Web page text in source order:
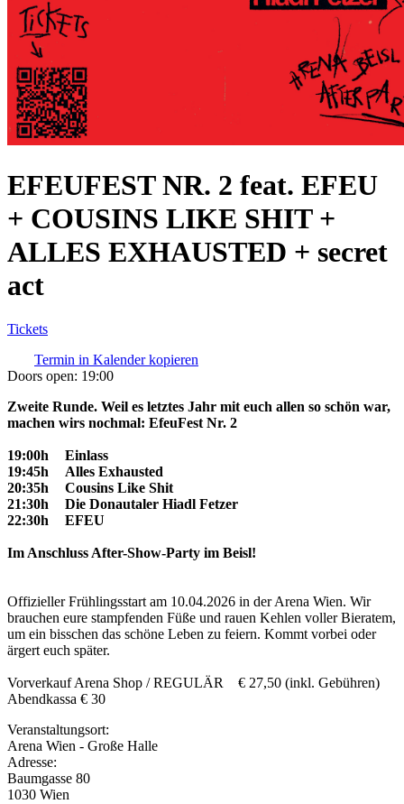
EFEUFEST NR. 2 feat. EFEU
+ COUSINS LIKE SHIT +
ALLES EXHAUSTED + secret
act
Tickets
Termin in Kalender kopieren
Doors open: 19:00
Zweite Runde. Weil es letztes Jahr mit euch allen so schön war,
machen wirs nochmal: EfeuFest Nr. 2
19:00h
Einlass
19:45h
Alles Exhausted
20:35h
Cousins Like Shit
21:30h
Die Donautaler Hiadl Fetzer
22:30h
EFEU
Im Anschluss After-Show-Party im Beisl!
Offizieller Frühlingsstart am 10.04.2026 in der Arena Wien. Wir
brauchen eure stampfenden Füße und rauen Kehlen voller Bieratem,
um ein bisschen das schöne Leben zu feiern. Kommt vorbei oder
ärgert euch später.
Vorverkauf Arena Shop / REGULÄR
€ 27,50 (inkl. Gebühren)
Abendkassa € 30
Veranstaltungsort:
Arena Wien - Große Halle
Adresse:
Baumgasse 80
1030 Wien